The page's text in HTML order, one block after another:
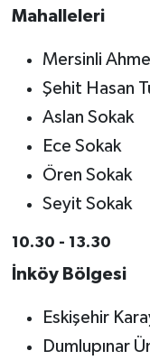
Mahalleleri
Mersinli
Şehit Hasan
Aslan Sokak
Ece Sokak
Ören Sokak
Seyit Sokak
10.30 - 13.30
İnköy Bölgesi
Eskişehir
Dumlupınar